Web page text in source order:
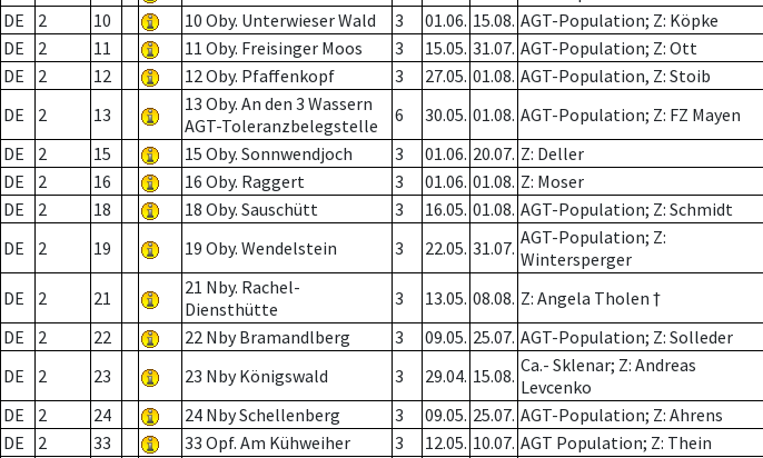
DE
2 10 10 Oby. Unterwieser Wald 3 01.06. 15.08. AGT-Population; Z: Köpke
DE
2 11 11 Oby. Freisinger Moos 3 15.05. 31.07. AGT-Population; Z: Ott
DE
2 12 12 Oby. Pfaffenkopf 3 27.05. 01.08. AGT-Population, Z: Stoib
DE
2 13
13 Oby. An den 3 Wassern
AGT-Toleranzbelegstelle
6 30.05. 01.08. AGT-Population; Z: FZ Mayen
DE
2 15 15 Oby. Sonnwendjoch 3 01.06. 20.07. Z: Deller
DE
2 16 16 Oby. Raggert 3 01.06. 01.08. Z: Moser
DE
2 18 18 Oby. Sauschütt 3 16.05. 01.08. AGT-Population; Z: Schmidt
DE
2 19 19 Oby. Wendelstein 3 22.05. 31.07. AGT-Population; Z:
Wintersperger
DE 2 21
21 Nby. Rachel-
Diensthütte
3 13.05. 08.08. Z: Angela Tholen †
DE
2 22 22 Nby Bramandlberg 3 09.05. 25.07. AGT-Population; Z: Solleder
DE
2 23 23 Nby Königswald 3 29.04. 15.08. Ca.- Sklenar; Z: Andreas
Levcenko
DE
2 24 24 Nby Schellenberg 3 09.05. 25.07. AGT-Population; Z: Ahrens
DE
2 33 33 Opf. Am Kühweiher 3 12.05. 10.07. AGT Population; Z: Thein